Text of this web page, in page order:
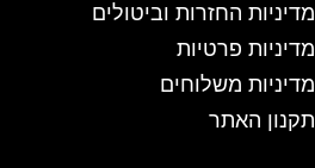
מדיניות החזרות וביטולים
מדיניות פרטיות
מדיניות משלוחים
תקנון האתר